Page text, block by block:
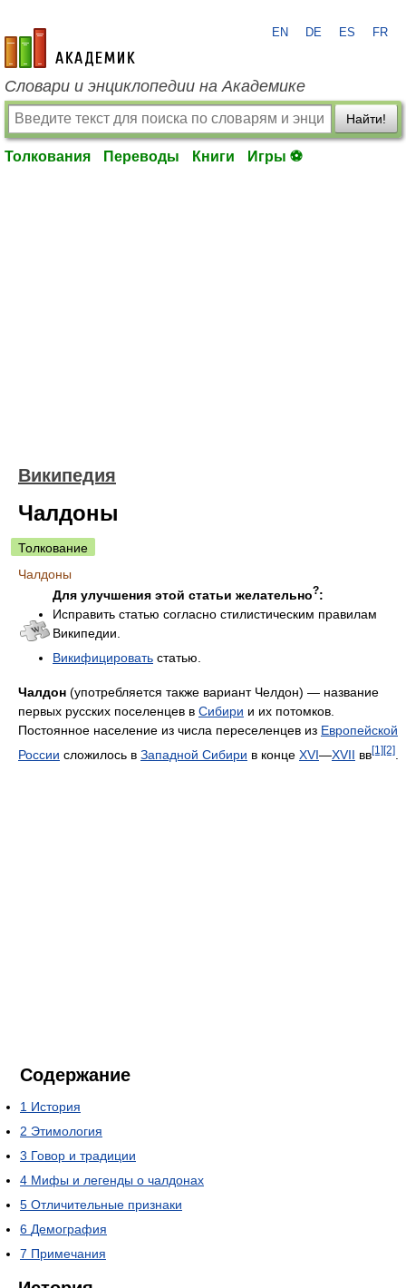
academic.ru
EN DE ES FR
Словари и энциклопедии на Академике
Найти!
Толкования Переводы Книги Игры ⚽
Википедия
Чалдоны
Толкование
Чалдоны
Для улучшения этой статьи желательно?:
Исправить статью согласно стилистическим правилам
Википедии.
Викифицировать статью.
Чалдон (употребляется также вариант Челдон) — название
первых русских поселенцев в Сибири и их потомков.
Постоянное население из числа переселенцев из Европейской
России сложилось в Западной Сибири в конце XVI—XVII вв[1][2]
Содержание
1 История
2 Этимология
3 Говор и традиции
4 Мифы и легенды о чалдонах
5 Отличительные признаки
6 Демография
7 Примечания